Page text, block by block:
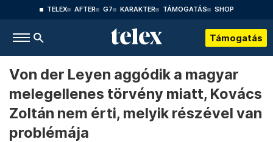
TELEX AFTER G7 KARAKTER TÁMOGATÁS SHOP
Támogatás
Von der Leyen aggódik a magyar
melegellenes törvény miatt, Kovács
Zoltán nem érti, melyik részével van
problémája